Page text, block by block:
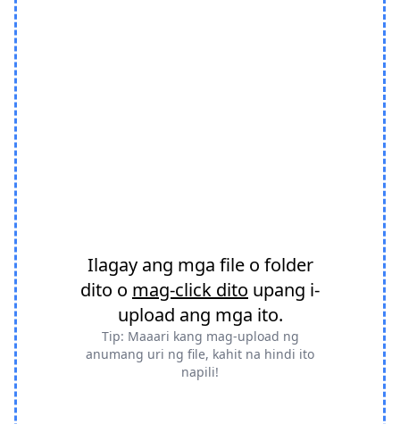
Ilagay ang mga file o folder
dito o mag-click dito upang i-
upload ang mga ito.
Tip: Maaari kang mag-upload ng
anumang uri ng file, kahit na hindi ito
napili!